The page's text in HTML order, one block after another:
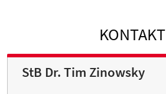
KONTAKT
StB Dr. Tim Zinowsky